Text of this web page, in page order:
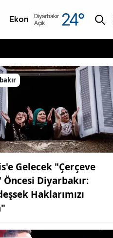
Ekonomi Asayiş
Diyarbakır
Açık
24°
Gelecek "Çerçeve
Öncesi Diyarbakır:
Haklarımızı